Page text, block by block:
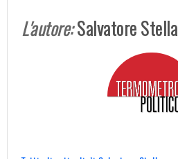
L'autore:Salvatore Stella